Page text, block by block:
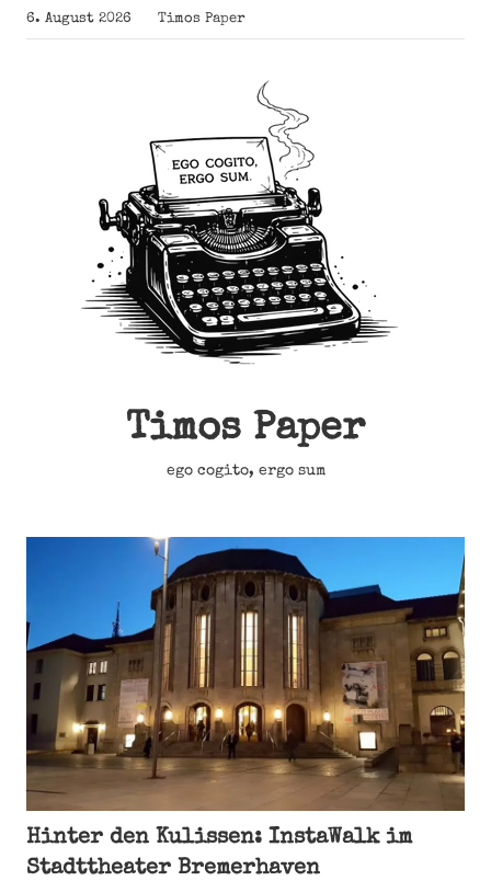
Zum
Inhalt
6. August 2026 Timos Paper
Timos Paper
ego cogito, ergo sum
Hinter den Kulissen: InstaWalk im
Stadttheater Bremerhaven